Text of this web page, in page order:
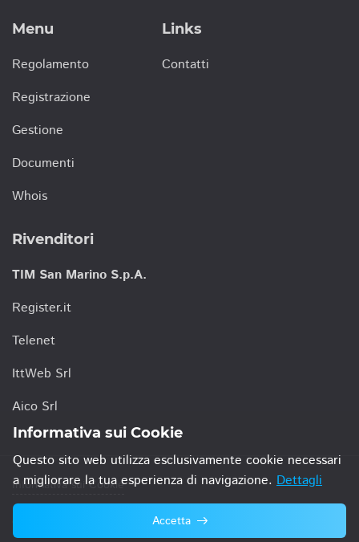
Menu
Regolamento
Registrazione
Gestione
Documenti
Whois
Links
Contatti
Rivenditori
TIM San Marino S.p.A.
Register.it
Telenet
IttWeb Srl
Aico Srl
Informativa sui Cookie
© 2021 TIM San Marino S.p.A.
Informativa sui Cookie
Questo sito web utilizza esclusivamente cookie necessari
a migliorare la tua esperienza di navigazione. Dettagli
Accetta